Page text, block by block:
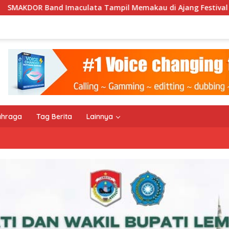
Memakau di Ajang Festival Bale Nagi Keempat
Tag Berita Lainnya